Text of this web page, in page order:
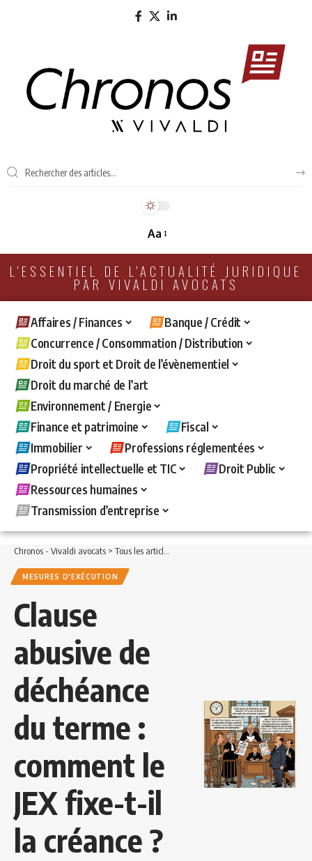
Aa
L'ESSENTIEL DE L'ACTUALITÉ JURIDIQUE
PAR VIVALDI AVOCATS
Affaires / Finances
Banque / Crédit
Concurrence / Consommation / Distribution
Droit du sport et Droit de l’évènementiel
Droit du marché de l’art
Environnement / Energie
Finance et patrimoine
Fiscal
Immobilier
Professions réglementées
Propriété intellectuelle et TIC
Droit Public
Ressources humaines
Transmission d’entreprise
Chronos - Vivaldi avocats > Tous les articles
MESURES D'EXÉCUTION
Clause
abusive de
déchéance
du terme :
comment le
JEX fixe-t-il
la créance ?